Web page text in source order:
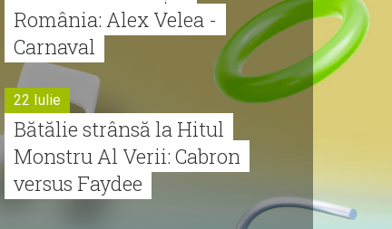
România: Alex Velea -
Carnaval
22 Iulie
Bătălie strânsă la Hitul
Monstru Al Verii: Cabron
versus Faydee